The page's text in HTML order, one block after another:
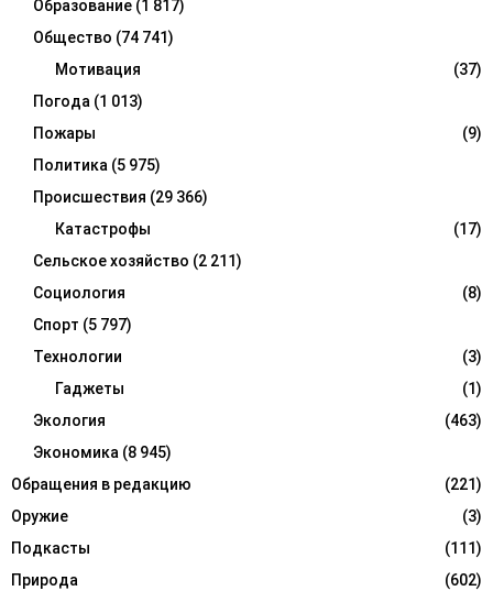
Образование (1 817)
Общество (74 741)
Мотивация
(37)
Погода (1 013)
Пожары
(9)
Политика (5 975)
Происшествия (29 366)
Катастрофы
(17)
Сельское хозяйство (2 211)
Социология
(8)
Спорт (5 797)
Технологии
(3)
Гаджеты
(1)
Экология
(463)
Экономика (8 945)
Обращения в редакцию
(221)
Оружие
(3)
Подкасты
(111)
Природа
(602)